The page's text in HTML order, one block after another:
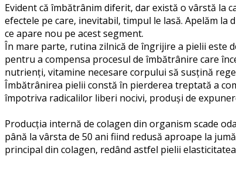
Evident că îmbătrânim diferit, dar există o vârstă la
efectele pe care, inevitabil, timpul le lasă. Apelăm
ce apare nou pe acest segment.
În mare parte, rutina zilnică de îngrijire a pielii este
pentru a compensa procesul de îmbătrânire care
nutrienți, vitamine necesare corpului să susțină
Îmbătrânirea pielii constă în pierderea treptată a
împotriva radicalilor liberi nocivi, produși de
​Producția internă de colagen din organism scade
până la vârsta de 50 ani fiind redusă aproape la
principal din colagen, redând astfel pielii